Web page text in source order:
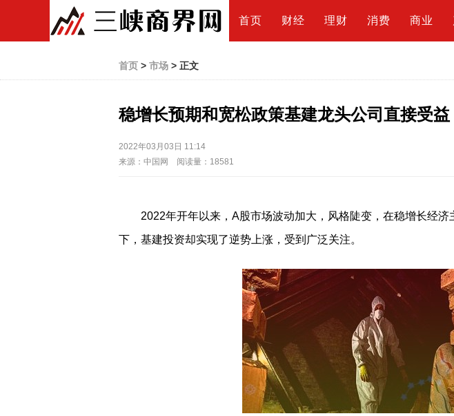
首页 财经 理财 消费 商业
首页 > 市场 > 正文
稳增长预期和宽松政策基建龙头公司直接受益
2022年03月03日 11:14
来源：中国网 阅读量：18581
2022年开年以来，A股市场波动加大，风格陡变，在稳增长经济
下，基建投资却实现了逆势上涨，受到广泛关注。